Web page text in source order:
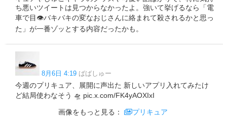
ち悪いツイートは見つからなかったよ。強いて挙げるなら「電
車で目👁️バキバキの変なおじさんに絡まれて殺されるかと思っ
た」が一番ゾッとする内容だったかも。
8月6日 4:19 ばばしゅー
今週のプリキュア、展開に声出た 新しいアプリ入れてみたけ
ど結局使わなそう 🛸 pic.x.com/FK4yAOXIxI
画像をもっと見る： プリキュア